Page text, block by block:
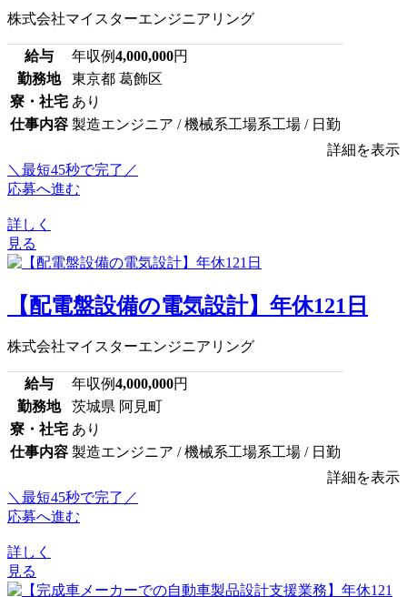
株式会社マイスターエンジニアリング
給与 年収例4,000,000円
勤務地
東京都 葛飾区
寮・社宅 あり
仕事内容 製造エンジニア / 機械系工場系工場 / 日勤
詳細を表示
＼最短45秒で完了／
応募へ進む
詳しく
見る
【配電盤設備の電気設計】年休121日
株式会社マイスターエンジニアリング
給与 年収例4,000,000円
勤務地
茨城県 阿見町
寮・社宅 あり
仕事内容 製造エンジニア / 機械系工場系工場 / 日勤
詳細を表示
＼最短45秒で完了／
応募へ進む
詳しく
見る